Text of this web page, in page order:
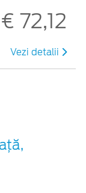
€ 72,12
Vezi detalii